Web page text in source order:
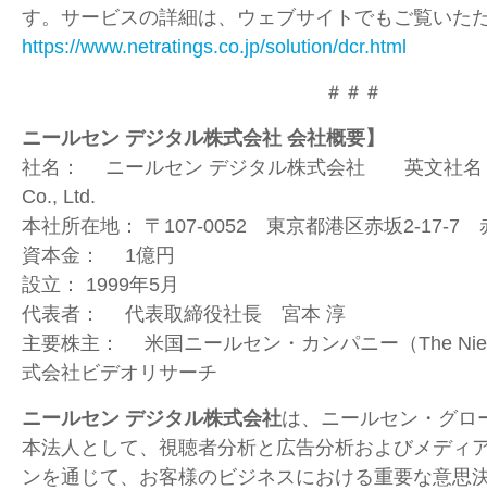
す。サービスの詳細は、ウェブサイトでもご覧いた
https://www.netratings.co.jp/solution/dcr.html
＃＃＃
ニールセン デジタル株式会社 会社概要】
社名：
ニールセン デジタル株式会社 英文社
Co., Ltd.
本社所在地：
〒 107-0052 東京都港区赤坂2-17-7
資本金：
1億円
設立：
1999年5月
代表者：
代表取締役社長 宮本 淳
主要株主：
米国ニールセン・カンパニー（The
式会社ビデオリサーチ
ニールセン デジタル株式会社は、ニールセン・グロ
本法人として、視聴者分析と広告分析およびメディ
ンを通じて、お客様のビジネスにおける重要な意思